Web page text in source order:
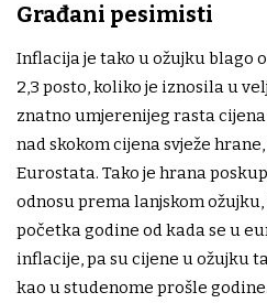
Građani pesimisti
Inflacija je tako u ožujku blago
2,3 posto, koliko je iznosila u
znatno umjerenijeg rasta
nad skokom cijena svježe
Eurostata. Tako je hrana
odnosu prema lanjskom
početka godine od kada se u
inflacije, pa su cijene u ožujku
kao u studenome prošle